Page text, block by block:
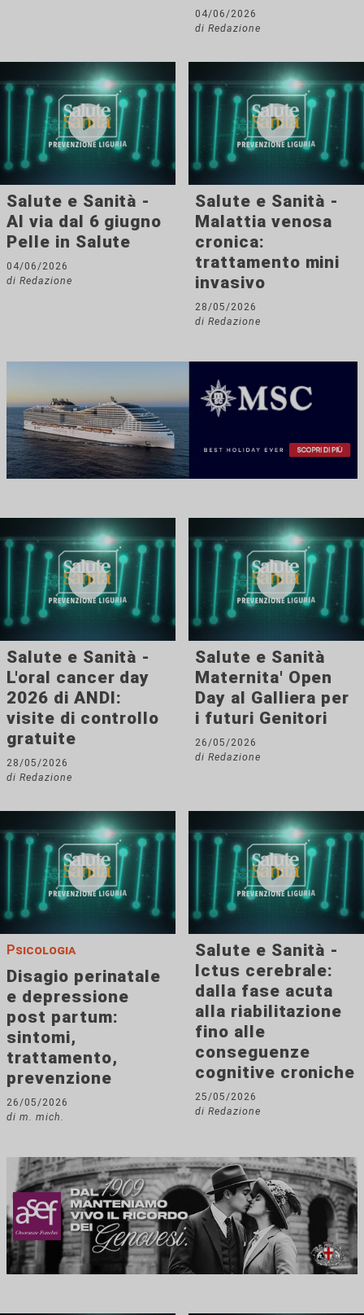
04/06/2026
di Redazione
Salute e Sanità -
Al via dal 6 giugno
Pelle in Salute
04/06/2026
di Redazione
Salute e Sanità -
Malattia venosa
cronica:
trattamento mini
invasivo
28/05/2026
di Redazione
Salute e Sanità -
L'oral cancer day
2026 di ANDI:
visite di controllo
gratuite
28/05/2026
di Redazione
Salute e Sanità
Maternita' Open
Day al Galliera per
i futuri Genitori
26/05/2026
di Redazione
Psicologia
Disagio perinatale
e depressione
post partum:
sintomi,
trattamento,
prevenzione
26/05/2026
di m. mich.
Salute e Sanità -
Ictus cerebrale:
dalla fase acuta
alla riabilitazione
fino alle
conseguenze
cognitive croniche
25/05/2026
di Redazione